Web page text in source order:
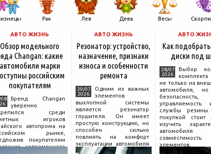
Рак Лев Дева Весы
АВТО ЖИЗНЬ
Обзор модельного
Changan: какие
автомобили марки
российским
покупателям
08
Бренд Changan
уверенно
среди
игроков
автопрома на
рынке,
покупателям
современного
АВТО ЖИЗНЬ
Резонатор: устройство,
назначение, признаки
износа и особенности
ремонта
29/07
2026
Одним из важных
элементов
выхлопной системы
является резонатор
глушителя. Он имеет
простую конструкцию, но
способен сильно
повлиять на комфорт
эксплуатации автомобиля
и правильную работу
АВТО
Как
диски под
28/07
2026
Выбор
не только на
автомобиля,
безопасность,
службы
покупкой стоит
изучить
элементов.